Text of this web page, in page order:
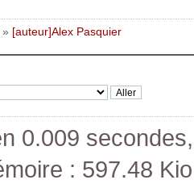
» [auteur]Alex Pasquier
0.009
: 597.48